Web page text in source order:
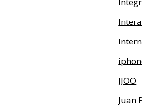
JJOO
Juan